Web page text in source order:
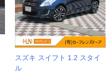
スズキ スイフト 1.2 スタイ
ル